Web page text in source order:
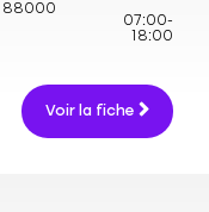
88000
07:00-
18:00
Voir la fiche